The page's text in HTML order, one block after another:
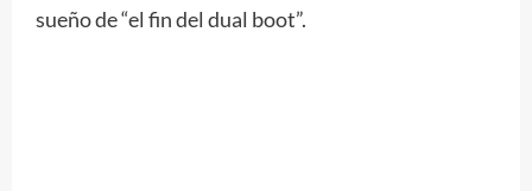
sueño de “el fin del dual boot”.